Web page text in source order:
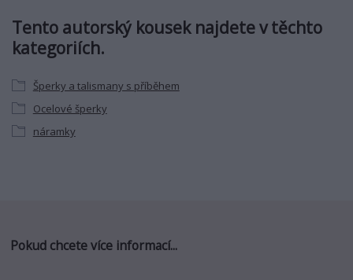
Tento autorský kousek najdete v těchto
kategoriích.
Šperky a talismany s příběhem
Ocelové šperky
náramky
Pokud chcete více informací...